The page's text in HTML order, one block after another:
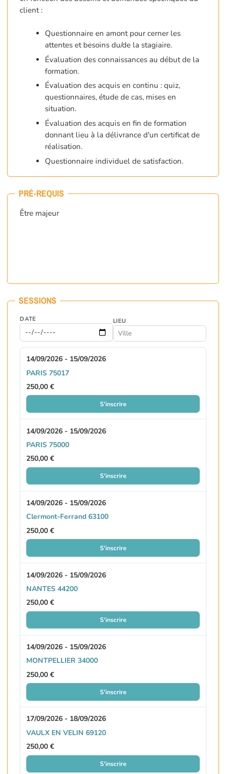
client :
Questionnaire en amont pour cerner les
attentes et besoins du/de la stagiaire.
Évaluation des connaissances au début de la
formation.
Évaluation des acquis en continu : quiz,
questionnaires, étude de cas, mises en
situation.
Évaluation des acquis en fin de formation
donnant lieu à la délivrance d'un certificat de
réalisation.
Questionnaire individuel de satisfaction.
PRÉ-REQUIS
Être majeur
SESSIONS
DATE LIEU
14/09/2026 - 15/09/2026
PARIS 75017
250,00 €
S'inscrire
14/09/2026 - 15/09/2026
PARIS 75000
250,00 €
S'inscrire
14/09/2026 - 15/09/2026
Clermont-Ferrand 63100
250,00 €
S'inscrire
14/09/2026 - 15/09/2026
NANTES 44200
250,00 €
S'inscrire
14/09/2026 - 15/09/2026
MONTPELLIER 34000
250,00 €
S'inscrire
17/09/2026 - 18/09/2026
VAULX EN VELIN 69120
250,00 €
S'inscrire